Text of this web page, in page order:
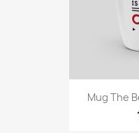
Mug The